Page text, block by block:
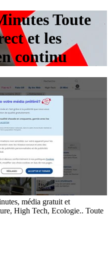
Toute
et les
continu
média gratuit et
High Tech, Ecologie.. Toute